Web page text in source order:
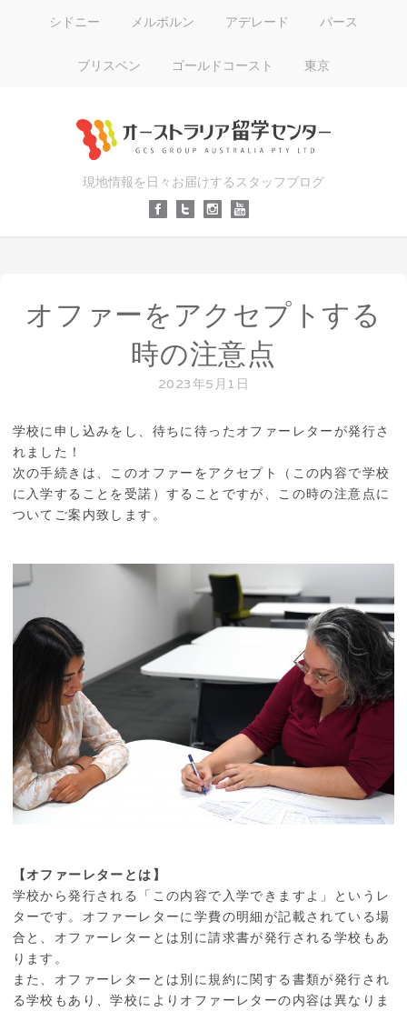
シドニー メルボルン アデレード パース
ブリスベン ゴールドコースト 東京
現地情報を日々お届けするスタッフブログ
オファーをアクセプトする
時の注意点
2023年5月1日
学校に申し込みをし、待ちに待ったオファーレターが発行さ
れました！
次の手続きは、このオファーをアクセプト（この内容で学校
に入学することを受諾）することですが、この時の注意点に
ついてご案内致します。
【オファーレターとは】
学校から発行される「この内容で入学できますよ」というレ
ターです。オファーレターに学費の明細が記載されている場
合と、オファーレターとは別に請求書が発行される学校もあ
ります。
また、オファーレターとは別に規約に関する書類が発行され
る学校もあり、学校によりオファーレターの内容は異なりま